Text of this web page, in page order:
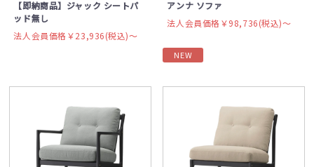
【即納商品】ジャック シートパ
ッド無し
法人会員価格￥23,936(税込)〜
アンナ ソファ
法人会員価格￥98,736(税込)〜
NEW